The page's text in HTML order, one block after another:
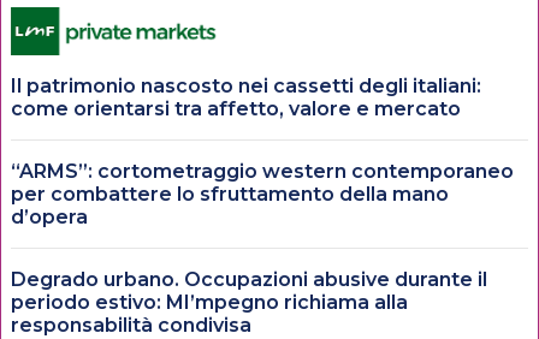
Il patrimonio nascosto nei cassetti degli italiani:
come orientarsi tra affetto, valore e mercato
“ARMS”: cortometraggio western contemporaneo
per combattere lo sfruttamento della mano
d’opera
Degrado urbano. Occupazioni abusive durante il
periodo estivo: MI’mpegno richiama alla
responsabilità condivisa